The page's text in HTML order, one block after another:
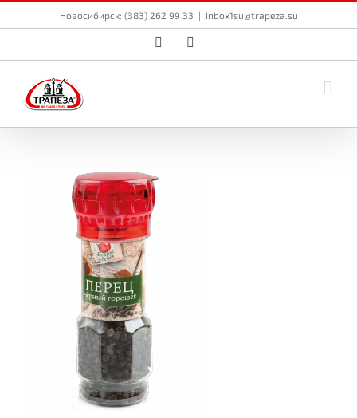
Skip
Новосибирск: (383) 262 99 33 | inbox1su@trapeza.su